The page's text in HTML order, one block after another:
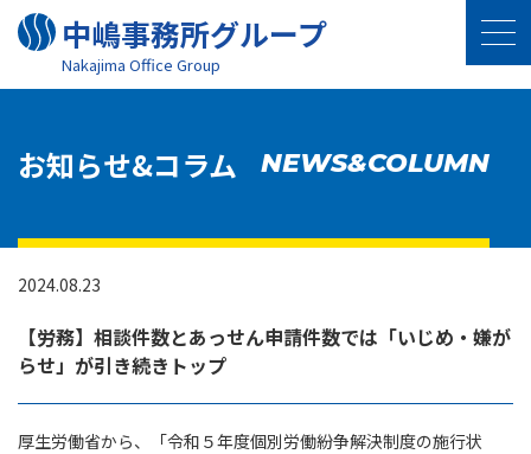
中嶋事務所グループ
Nakajima Oﬃce Group
お知らせ&コラム NEWS&COLUMN
2024.08.23
【労務】相談件数とあっせん申請件数では「いじめ・嫌が
らせ」が引き続きトップ
厚生労働省から、「令和５年度個別労働紛争解決制度の施行状